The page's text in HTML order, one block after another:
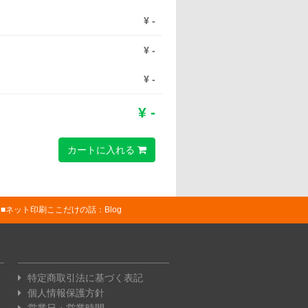
¥ -
¥ -
¥ -
¥ -
カートに入れる
ネット印刷ここだけの話：Blog
特定商取引法に基づく表記
個人情報保護方針